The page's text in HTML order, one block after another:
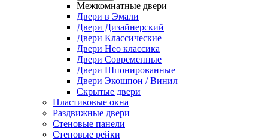
Межкомнатные двери
Двери в Эмали
Двери Дизайнерский
Двери Классические
Двери Нео классика
Двери Современные
Двери Шпонированные
Двери Экошпон / Винил
Скрытые двери
Пластиковые окна
Раздвижные двери
Стеновые панели
Стеновые рейки